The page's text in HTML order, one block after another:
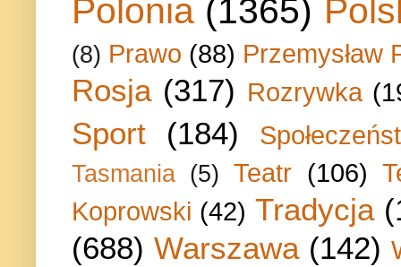
Polonia (1365)
(8) Prawo (88) Przemysław
Rosja (317) Rozrywka
Sport (184)
Tasmania (5) Teatr (106)
Koprowski (42) Tradycja
(688) Warszawa (142)